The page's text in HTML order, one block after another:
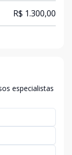
R$ 1.300,00
especialistas